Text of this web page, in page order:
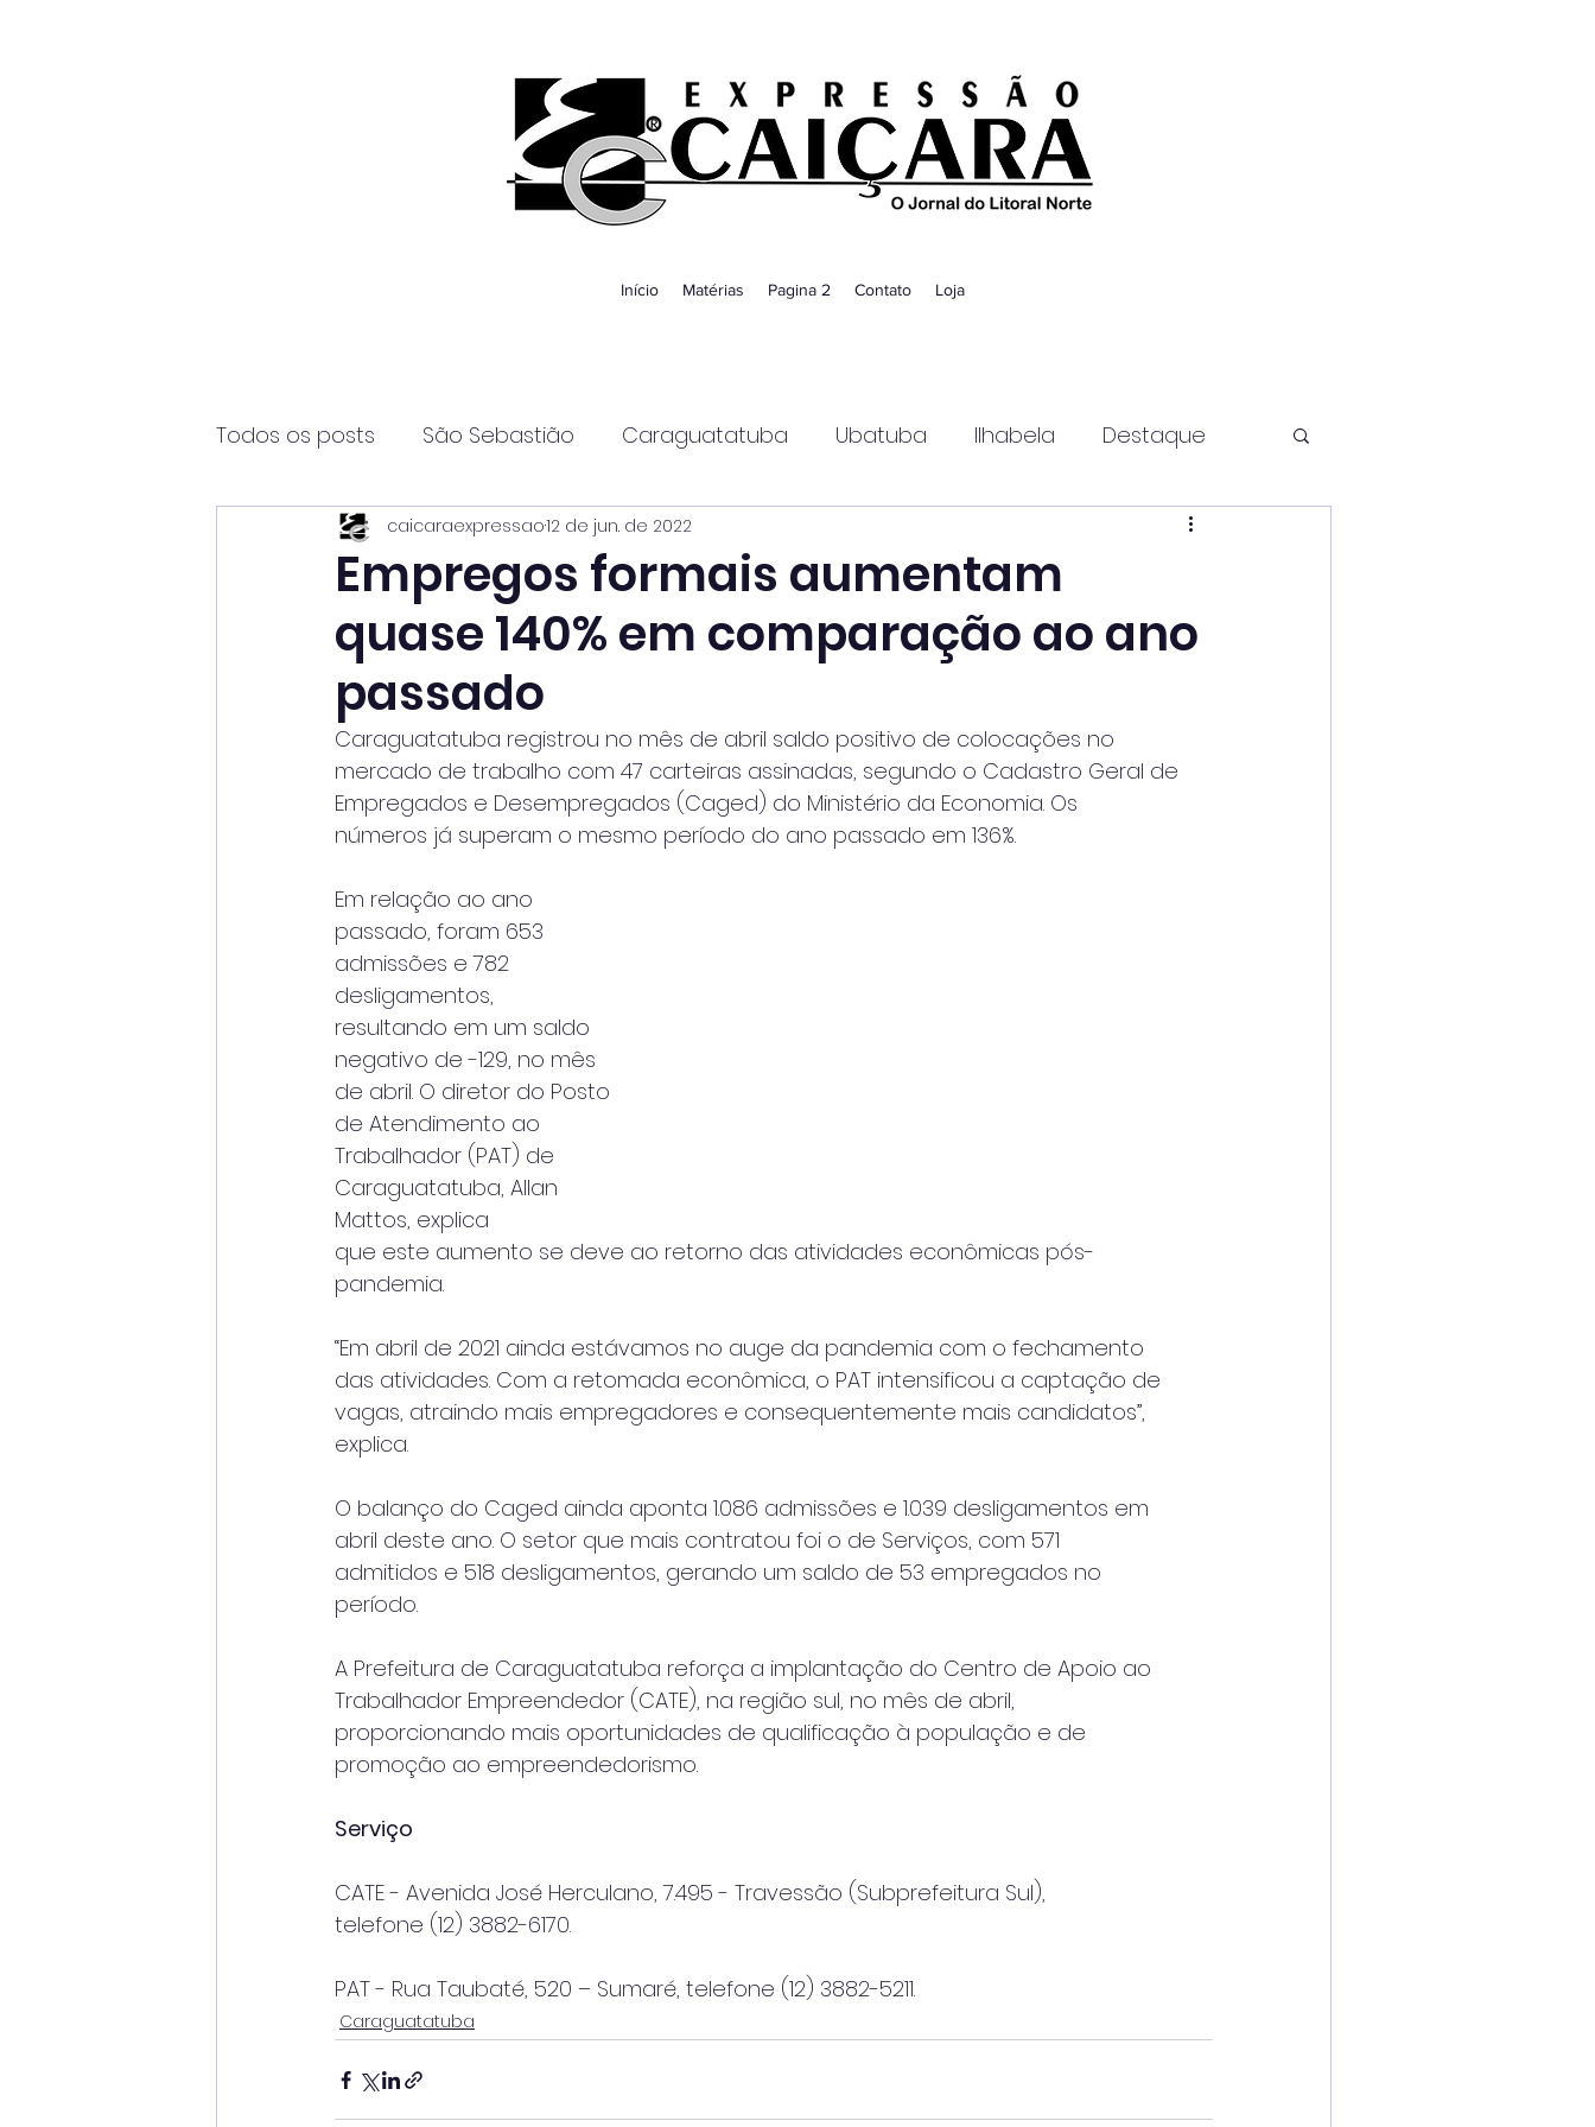
Início Matérias Pagina 2 Contato Loja
Todos os posts São Sebastião Caraguatatuba Ubatuba Ilhabela Destaque
Página2 Itanhaém Guaratinguetá
Empregos formais aumentam
quase 140% em comparação ao ano
passado
caicaraexpressao12 de jun. de 2022
Caraguatatuba registrou no mês de abril saldo positivo de colocações no
mercado de trabalho com 47 carteiras assinadas, segundo o Cadastro Geral de
Empregados e Desempregados (Caged) do Ministério da Economia. Os
números já superam o mesmo período do ano passado em 136%.
Em relação ao ano
passado, foram 653
admissões e 782
desligamentos,
resultando em um saldo
negativo de -129, no mês
de abril. O diretor do Posto
de Atendimento ao
Trabalhador (PAT) de
Caraguatatuba, Allan
Mattos, explica
que este aumento se deve ao retorno das atividades econômicas pós-
pandemia.
“Em abril de 2021 ainda estávamos no auge da pandemia com o fechamento
das atividades. Com a retomada econômica, o PAT intensificou a captação de
vagas, atraindo mais empregadores e consequentemente mais candidatos”,
explica.
O balanço do Caged ainda aponta 1.086 admissões e 1.039 desligamentos em
abril deste ano. O setor que mais contratou foi o de Serviços, com 571
admitidos e 518 desligamentos, gerando um saldo de 53 empregados no
período.
A Prefeitura de Caraguatatuba reforça a implantação do Centro de Apoio ao
Trabalhador Empreendedor (CATE), na região sul, no mês de abril,
proporcionando mais oportunidades de qualificação à população e de
promoção ao empreendedorismo.
Serviço
CATE - Avenida José Herculano, 7.495 - Travessão (Subprefeitura Sul),
telefone (12) 3882-6170.
PAT - Rua Taubaté, 520 – Sumaré, telefone (12) 3882-5211.
Caraguatatuba